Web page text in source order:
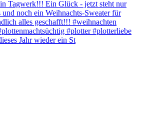
Jahr wieder ein St